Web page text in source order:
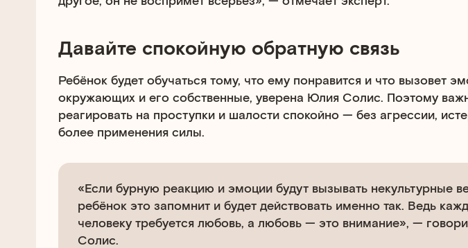
Давайте спокойную обратную связь
Ребёнок будет обучаться тому, что ему понравится и что вызовет
окружающих и его собственные, уверена Юлия Солис. Поэтому
реагировать на проступки и шалости спокойно — без агрессии,
более применения силы.
«Если бурную реакцию и эмоции будут вызывать некультурные
ребёнок это запомнит и будет действовать именно так. Ведь
человеку требуется любовь, а любовь — это внимание», —
Солис.